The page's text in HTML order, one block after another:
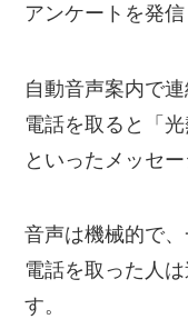
アンケートを発
自動音声案内で
電話を取ると「
といったメッセー
音声は機械的で
電話を取った人
す。